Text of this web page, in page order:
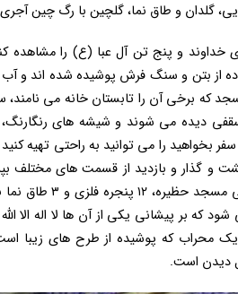
گلدان و طاق نما، گلچین با رگ چین آجری
خداوند و پنج تن آل عبا (ع) را مشاهده
از بتن و سنگ فرش پوشیده شده اند و
که برخی آن را تابستان ‌خانه می نامند،
دیده می شوند و شیشه های
بخواهید را می توانید به راحتی تهیه
و گذار و بازدید از قسمت های مختلف
وجود آورید. در غرفه
که بر پیشانی یکی از آن ها لا اله الا
محراب که پوشیده از طرح های زیبا
دیدن است.